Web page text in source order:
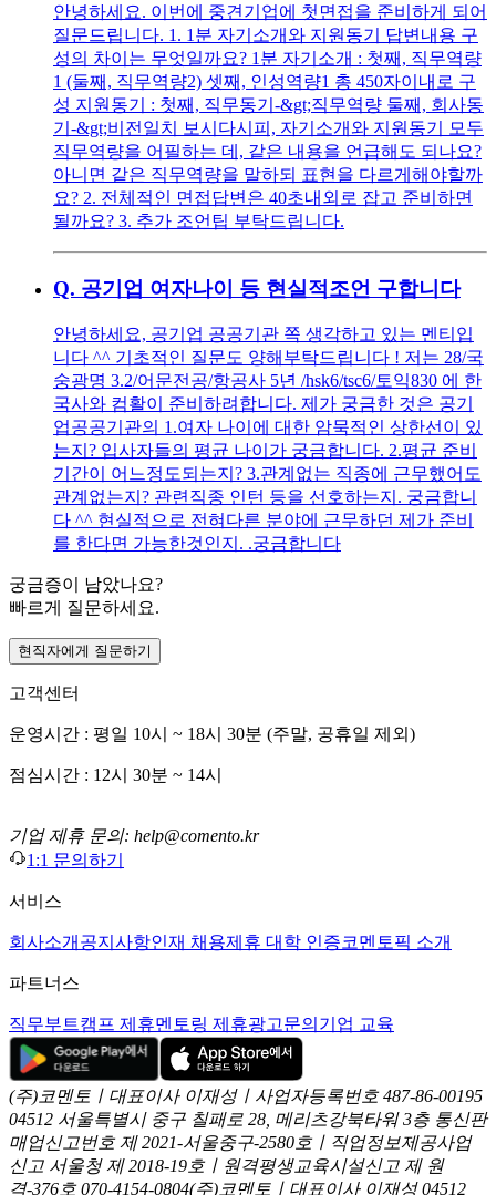
안녕하세요. 이번에 중견기업에 첫면접을 준비하게 되어
질문드립니다. 1. 1분 자기소개와 지원동기 답변내용 구
성의 차이는 무엇일까요? 1분 자기소개 : 첫째, 직무역량
1 (둘째, 직무역량2) 셋째, 인성역량1 총 450자이내로 구
성 지원동기 : 첫째, 직무동기-&gt;직무역량 둘째, 회사동
기-&gt;비전일치 보시다시피, 자기소개와 지원동기 모두
직무역량을 어필하는 데, 같은 내용을 언급해도 되나요?
아니면 같은 직무역량을 말하되 표현을 다르게해야할까
요? 2. 전체적인 면접답변은 40초내외로 잡고 준비하면
될까요? 3. 추가 조언팁 부탁드립니다.
Q. 공기업 여자나이 등 현실적조언 구합니다
안녕하세요, 공기업 공공기관 쪽 생각하고 있는 멘티입
니다 ^^ 기초적인 질문도 양해부탁드립니다 ! 저는 28/국
숭광명 3.2/어문전공/항공사 5년 /hsk6/tsc6/토익830 에 한
국사와 컴활이 준비하려합니다. 제가 궁금한 것은 공기
업공공기관의 1.여자 나이에 대한 암묵적인 상한선이 있
는지? 입사자들의 평균 나이가 궁금합니다. 2.평균 준비
기간이 어느정도되는지? 3.관계없는 직종에 근무했어도
관계없는지? 관련직종 인턴 등을 선호하는지. 궁금합니
다 ^^ 현실적으로 전혀다른 분야에 근무하던 제가 준비
를 한다면 가능한것인지. .궁금합니다
궁금증이 남았나요?
빠르게 질문하세요.
현직자에게 질문하기
고객센터
운영시간 : 평일 10시 ~ 18시 30분 (주말, 공휴일 제외)
점심시간 : 12시 30분 ~ 14시
기업 제휴 문의: help@comento.kr
1:1 문의하기
서비스
회사소개 공지사항인재 채용제휴 대학 인증코멘토픽 소개
파트너스
직무부트캠프 제휴멘토링 제휴광고문의 기업 교육
(주)코멘토ㅣ대표이사 이재성ㅣ사업자등록번호 487-86-00195
04512 서울특별시 중구 칠패로 28, 메리츠강북타워 3층 통신판
매업신고번호 제 2021-서울중구-2580호ㅣ직업정보제공사업
신고 서울청 제 2018-19호ㅣ원격평생교육시설신고 제 원
격-376호 070-4154-0804(주)코멘토ㅣ대표이사 이재성 04512